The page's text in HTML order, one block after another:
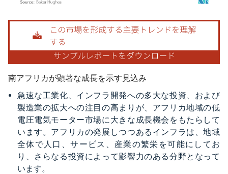
画像 © Mordor Intelligence。再利用にはCC BY 4.0の表示が必要です。
南アフリカが顕著な成長を示す見込み
急速な工業化、インフラ開発への多大な投資、および
製造業の拡大への注目の高まりが、アフリカ地域の低
電圧電気モーター市場に大きな成長機会をもたらして
います。アフリカの発展しつつあるインフラは、地域
全体で人口、サービス、産業の繁栄を可能にしてお
り、さらなる投資によって影響力のある分野となって
います。